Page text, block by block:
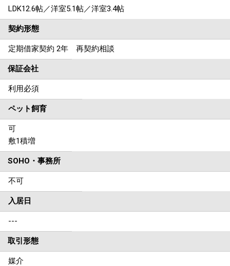
LDK12.6帖／洋室5.1帖／洋室3.4帖
契約形態
定期借家契約 2年 再契約相談
保証会社
利用必須
ペット飼育
可
敷1積増
SOHO・事務所
不可
入居日
---
取引形態
媒介